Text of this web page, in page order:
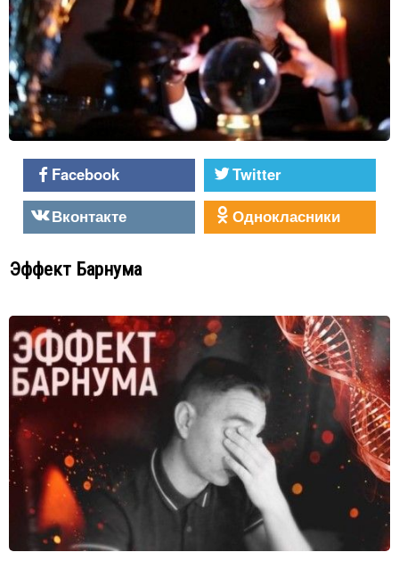
Facebook
Twitter
Вконтакте
Однокласники
Эффект Барнума